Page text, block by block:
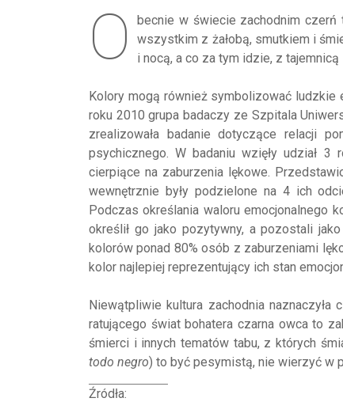
O
becnie w świecie zachodnim
wszystkim z żałobą, smutkiem i
i nocą, a co za tym idzie, z
Kolory mogą również symbolizować
roku 2010 grupa badaczy ze Szpitala
zrealizowała badanie dotyczące relacji
psychicznego. W badaniu wzięły udział
cierpiące na zaburzenia lękowe.
wewnętrznie były podzielone na 4 ich
Podczas określania waloru emocjonalnego
określił go jako pozytywny, a pozostali
kolorów ponad 80% osób z zaburzeniami
kolor najlepiej reprezentujący ich stan
Niewątpliwie kultura zachodnia
ratującego świat bohatera czarna owca to
śmierci i innych tematów tabu, z których
todo negro) to być pesymistą, nie wierzyć w
Źródła: